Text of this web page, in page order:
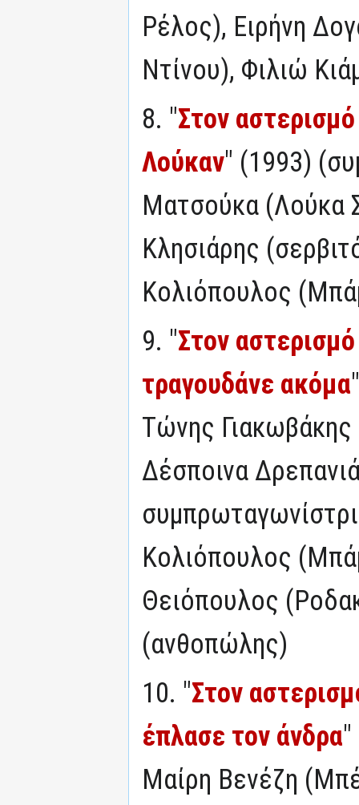
Ρέλος), Ειρήνη
Ντίνου), Φιλιώ
8. "Στον
Λούκαν" (1993)
Ματσούκα (Λούκα
Κλησιάρης
Κολιόπουλος
9. "Στον
τραγουδάνε ακόμα
Τώνης
Δέσποινα
Κολιόπουλος
Θειόπουλος
(ανθοπώλης)
10. "Στον
έπλασε τον άνδρα"
Μαίρη Βενέζη